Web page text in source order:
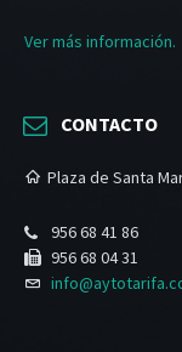
Ver más información.
CONTACTO
Plaza de Santa
956 68 41 86
956 68 04 31